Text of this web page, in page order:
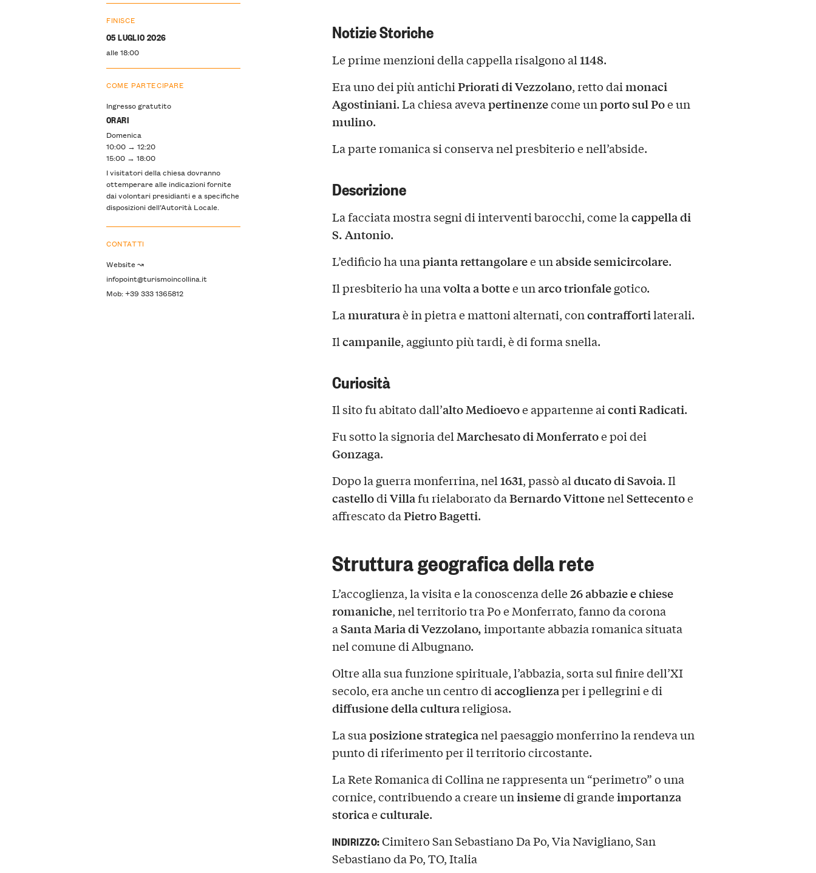
Notizie Storiche
Le prime menzioni della cappella risalgono al1148.
Era uno dei più antichiPriorati di Vezzolano, retto daimonaci
Agostiniani. La chiesa avevapertinenzecome unporto sul Poe un
mulino.
La parte romanica si conserva nel presbiterio e nell’abside.
Descrizione
La facciata mostra segni di interventi barocchi, come lacappella di
S. Antonio.
L’edificio ha unapianta rettangolaree unabside semicircolare.
Il presbiterio ha unavolta a bottee unarco trionfalegotico.
Lamuraturaè in pietra e mattoni alternati, concontraffortilaterali.
Ilcampanile, aggiunto più tardi, è di forma snella.
Curiosità
Il sito fu abitato dall’alto Medioevoe appartenne aiconti Radicati.
Fu sotto la signoria delMarchesato di Monferratoe poi dei
Gonzaga.
Dopo la guerra monferrina, nel1631, passò alducato di Savoia. Il
castellodiVillafu rielaborato daBernardo VittonenelSettecentoe
affrescato daPietro Bagetti.
Struttura geografica della rete
L’accoglienza, la visita e la conoscenza delle26abbazie e chiese
romaniche, nel territorio tra Po e Monferrato, fanno da corona
aSanta Maria di Vezzolano,importante abbazia romanica situata
nel comune di Albugnano.
Oltre alla sua funzione spirituale, l’abbazia, sorta sul finire dell’XI
secolo, era anche un centro diaccoglienzaper i pellegrini e di
diffusione della culturareligiosa.
La suaposizione strategicanel paesaggio monferrino la rendeva un
punto di riferimento per il territorio circostante.
La Rete Romanica di Collina ne rappresenta un “perimetro” o una
cornice, contribuendo a creare uninsiemedi grandeimportanza
storicaeculturale.
FINISCE
05 LUGLIO 2026
alle 18:00
COME PARTECIPARE
Ingresso gratutito
ORARI
Domenica
10:00 → 12:20
15:00 → 18:00
I visitatori della chiesa dovranno
ottemperare alle indicazioni fornite
dai volontari presidianti e a specifiche
disposizioni dell’Autorità Locale.
CONTATTI
Website ↝
infopoint@turismoincollina.it
Mob: +39 333 1365812
INDIRIZZO:Cimitero San Sebastiano Da Po, Via Navigliano, San
Sebastiano da Po, TO, Italia